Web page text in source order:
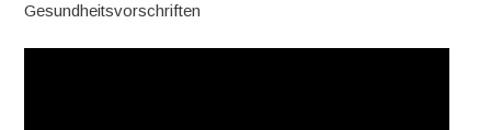
Gesundheitsvorschriften